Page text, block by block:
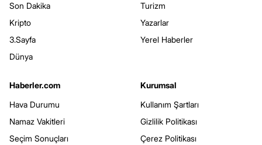
Son Dakika
Kripto
3.Sayfa
Dünya
Turizm
Yazarlar
Yerel Haberler
Haberler.com
Hava Durumu
Namaz Vakitleri
Seçim Sonuçları
Kurumsal
Kullanım Şartları
Gizlilik Politikası
Çerez Politikası